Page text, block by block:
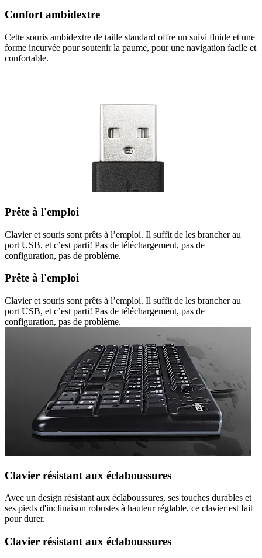
Confort ambidextre
Cette souris ambidextre de taille standard offre un suivi fluide et une
forme incurvée pour soutenir la paume, pour une navigation facile et
confortable.
Prête à l'emploi
Clavier et souris sont prêts à l’emploi. Il suffit de les brancher au
port USB, et c’est parti! Pas de téléchargement, pas de
configuration, pas de problème.
Prête à l'emploi
Clavier et souris sont prêts à l’emploi. Il suffit de les brancher au
port USB, et c’est parti! Pas de téléchargement, pas de
configuration, pas de problème.
Clavier résistant aux éclaboussures
Avec un design résistant aux éclaboussures, ses touches durables et
ses pieds d'inclinaison robustes à hauteur réglable, ce clavier est fait
pour durer.
Clavier résistant aux éclaboussures